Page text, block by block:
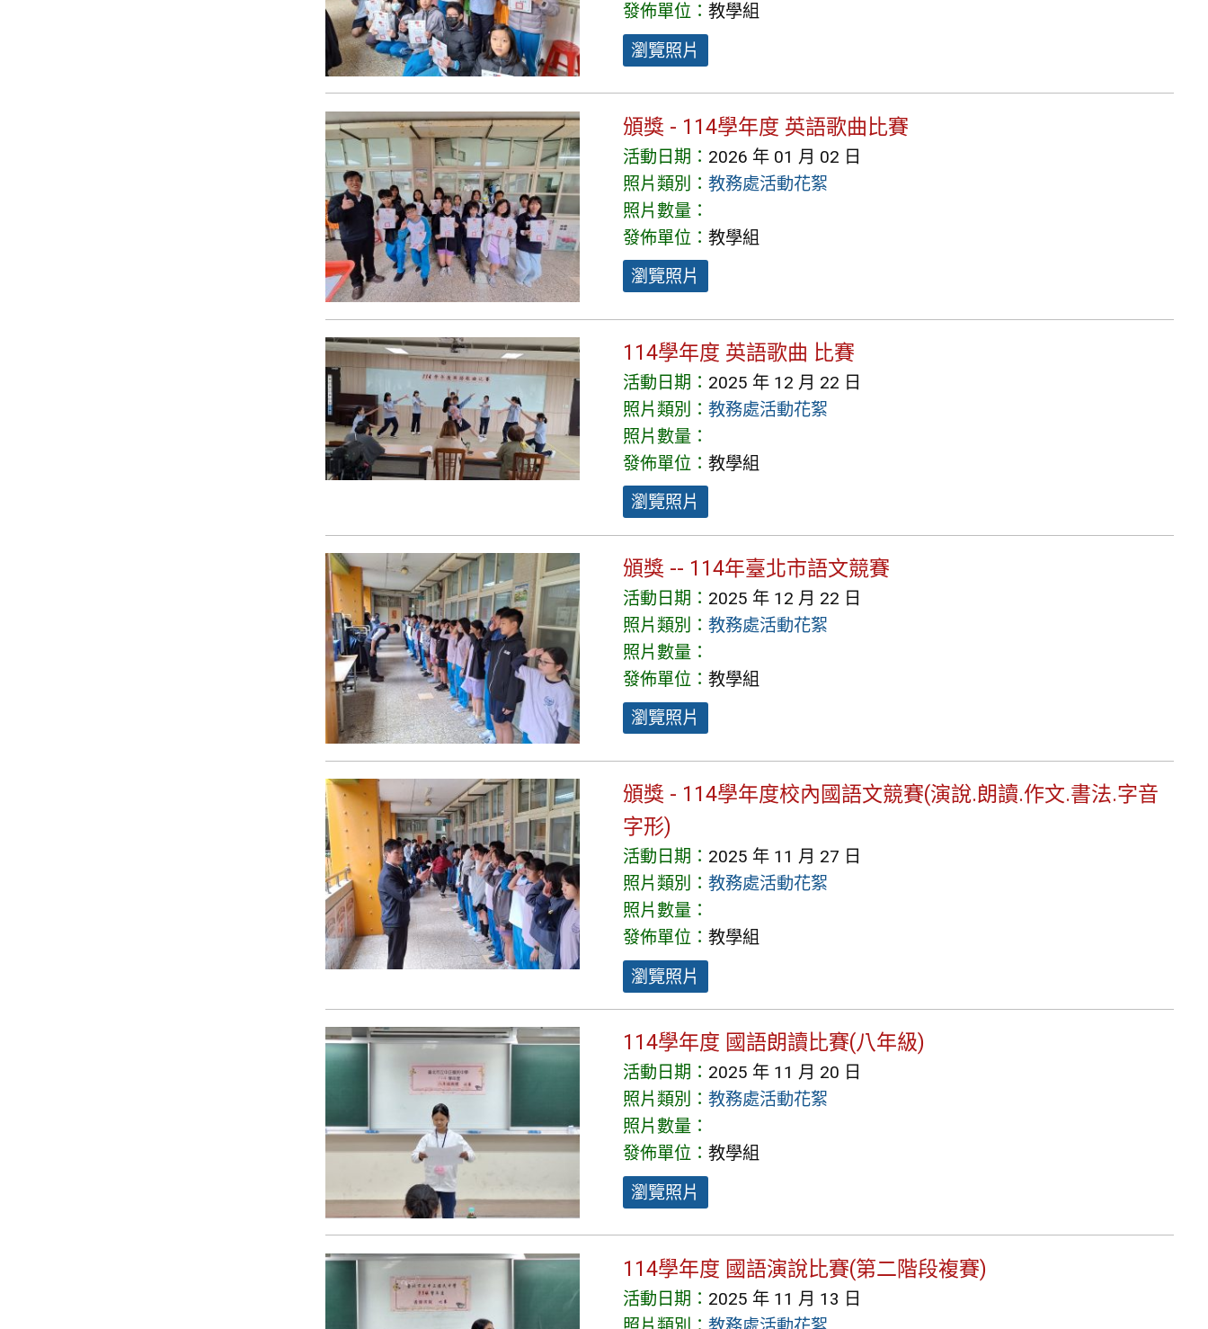
發佈單位： 教學組
瀏覽照片
頒獎 - 114學年度 英語歌曲比賽
活動日期： 2026 年 01 月 02 日
照片類別： 教務處活動花絮
照片數量：
發佈單位： 教學組
瀏覽照片
114學年度 英語歌曲 比賽
活動日期： 2025 年 12 月 22 日
照片類別： 教務處活動花絮
照片數量：
發佈單位： 教學組
瀏覽照片
頒獎 -- 114年臺北市語文競賽
活動日期： 2025 年 12 月 22 日
照片類別： 教務處活動花絮
照片數量：
發佈單位： 教學組
瀏覽照片
頒獎 - 114學年度校內國語文競賽(演說.朗讀.作文.書法.字音
字形)
活動日期： 2025 年 11 月 27 日
照片類別： 教務處活動花絮
照片數量：
發佈單位： 教學組
瀏覽照片
114學年度 國語朗讀比賽(八年級)
活動日期： 2025 年 11 月 20 日
照片類別： 教務處活動花絮
照片數量：
發佈單位： 教學組
瀏覽照片
114學年度 國語演說比賽(第二階段複賽)
活動日期： 2025 年 11 月 13 日